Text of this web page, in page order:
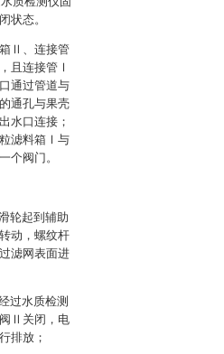
状态。
Ⅱ、连接管
且连接管Ⅰ
通过管道与
通孔与果壳
水口连接；
滤料箱Ⅰ与
个阀门。
轮起到辅助
动，螺纹杆
滤网表面进
过水质检测
阀Ⅱ关闭，电
排放；